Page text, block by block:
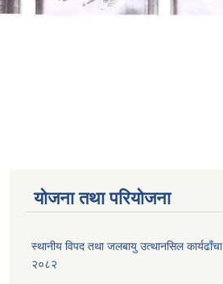
योजना तथा परियोजना
स्थानीय विपद तथा जलबायु उत्थानसिल कार्यढाँचा
२०८२